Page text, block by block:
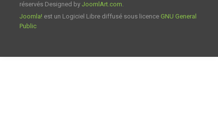
réservés Designed by JoomlArt.com.
Joomla! est un Logiciel Libre diffusé sous licence GNU General
Public